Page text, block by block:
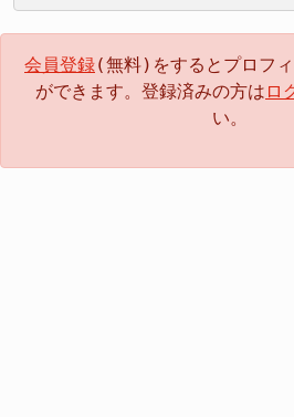
会員登録(無料)をするとプロフ
ができます。登録済みの方は ロ
い。